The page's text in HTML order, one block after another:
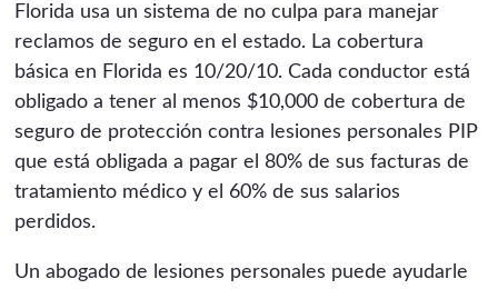
Florida usa un sistema de no culpa para manejar
reclamos de seguro en el estado. La cobertura
básica en Florida es 10/20/10. Cada conductor está
obligado a tener al menos $10,000 de cobertura de
seguro de protección contra lesiones personales PIP
que está obligada a pagar el 80% de sus facturas de
tratamiento médico y el 60% de sus salarios
perdidos.
Un abogado de lesiones personales puede ayudarle